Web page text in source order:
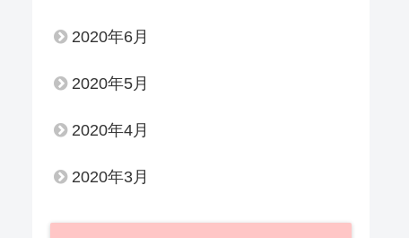
2020年6月
2020年5月
2020年4月
2020年3月